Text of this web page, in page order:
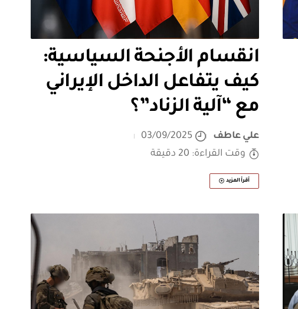
انقسام الأجنحة السياسية:
كيف يتفاعل الداخل الإيراني
مع “آلية الزناد”؟
علي عاطف
03/09/2025
وقت القراءة: 20 دقيقة
أقرأ المزيد